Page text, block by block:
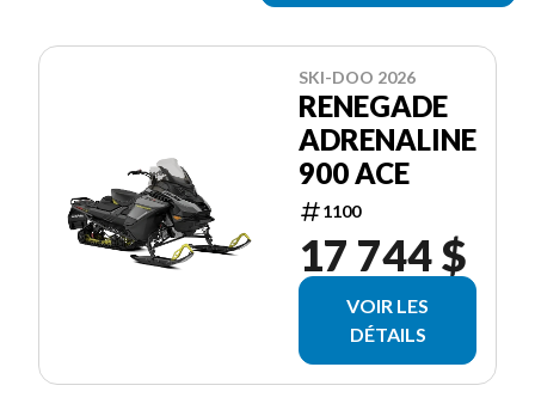
SKI-DOO 2026
RENEGADE
ADRENALINE
900 ACE
1100
17 744 $
VOIR LES
DÉTAILS